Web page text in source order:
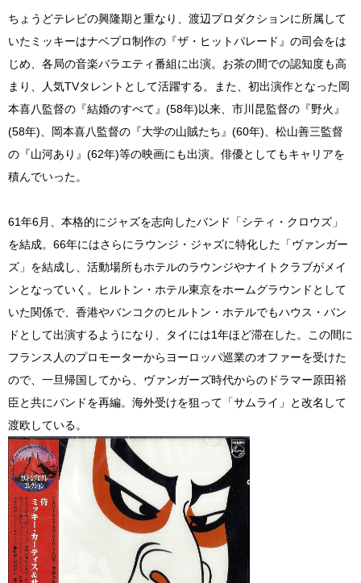
ちょうどテレビの興隆期と重なり、渡辺プロダクションに所属して
いたミッキーはナベプロ制作の『ザ・ヒットパレード』の司会をは
じめ、各局の音楽バラエティ番組に出演。お茶の間での認知度も高
まり、人気TVタレントとして活躍する。また、初出演作となった岡
本喜八監督の『結婚のすべて』(58年)以来、市川昆監督の『野火』
(58年)、岡本喜八監督の『大学の山賊たち』(60年)、松山善三監督
の『山河あり』(62年)等の映画にも出演。俳優としてもキャリアを
積んでいった。
61年6月、本格的にジャズを志向したバンド「シティ・クロウズ」
を結成。66年にはさらにラウンジ・ジャズに特化した「ヴァンガー
ズ」を結成し、活動場所もホテルのラウンジやナイトクラブがメイ
ンとなっていく。ヒルトン・ホテル東京をホームグラウンドとして
いた関係で、香港やバンコクのヒルトン・ホテルでもハウス・バン
ドとして出演するようになり、タイには1年ほど滞在した。この間に
フランス人のプロモーターからヨーロッパ巡業のオファーを受けた
ので、一旦帰国してから、ヴァンガーズ時代からのドラマー原田裕
臣と共にバンドを再編。海外受けを狙って「サムライ」と改名して
渡欧している。